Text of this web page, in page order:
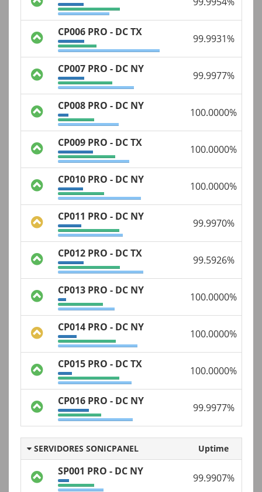
CP006 PRO - DC TX
99.9931%
CP007 PRO - DC NY
99.9977%
CP008 PRO - DC NY
100.0000%
CP009 PRO - DC TX
100.0000%
CP010 PRO - DC NY
100.0000%
CP011 PRO - DC NY
99.9970%
CP012 PRO - DC TX
99.5926%
CP013 PRO - DC NY
100.0000%
CP014 PRO - DC NY
100.0000%
CP015 PRO - DC TX
100.0000%
CP016 PRO - DC NY
99.9977%
SERVIDORES SONICPANEL Uptime
SP001 PRO - DC NY
99.9907%